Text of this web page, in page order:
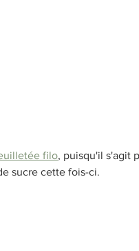
filo, puisqu'il s'agit
sucre cette fois-ci.